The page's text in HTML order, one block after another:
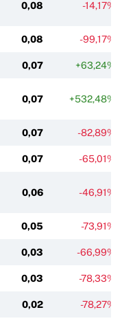
0,08 -14,17%
0,08 -99,17%
0,07 +63,24%
0,07 +532,48%
0,07 -82,89%
0,07 -65,01%
0,06 -46,91%
0,05 -73,91%
0,03 -66,99%
0,03 -78,33%
0,02 -78,27%